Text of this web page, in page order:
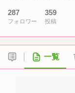
287
フォロワー
359
投稿
一覧